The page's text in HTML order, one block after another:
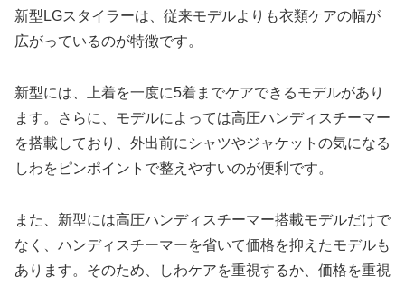
新型LGスタイラーは、従来モデルよりも衣類ケアの幅が
広がっているのが特徴です。
新型には、上着を一度に5着までケアできるモデルがあり
ます。さらに、モデルによっては高圧ハンディスチーマー
を搭載しており、外出前にシャツやジャケットの気になる
しわをピンポイントで整えやすいのが便利です。
また、新型には高圧ハンディスチーマー搭載モデルだけで
なく、ハンディスチーマーを省いて価格を抑えたモデルも
あります。そのため、しわケアを重視するか、価格を重視